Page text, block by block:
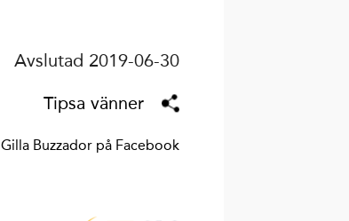
Avslutad 2019-06-30
Tipsa vänner
Gilla Buzzador på Facebook